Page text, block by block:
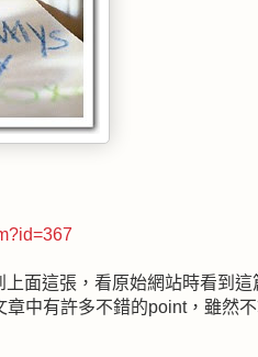
面這張，看原始網站時看到
中有許多不錯的point，雖然